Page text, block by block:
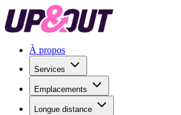
À propos
Services
Emplacements
Longue distance